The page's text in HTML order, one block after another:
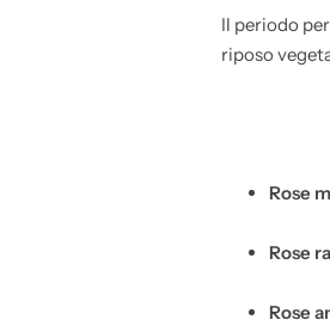
Il periodo
riposo
Rose
Rose
Rose